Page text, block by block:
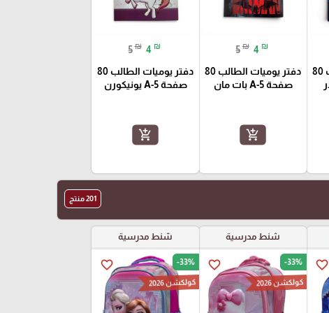
دفتر يوميات الطالب 80
5 ₪ 4 ₪
دفتر يوميات الطالب 80
صفحة A-5 بات مان
add_shopping_cart
5 ₪ 4 ₪
دفتر يوميات الطالب 80
صفحة A-5 يونيكورن
add_shopping_cart
201 منتج
favorite_border
شنط مدرسية
favorite_border -33%
كولكشن 2026
شنط مدرسية
favorite_border -33%
كولكشن 2026